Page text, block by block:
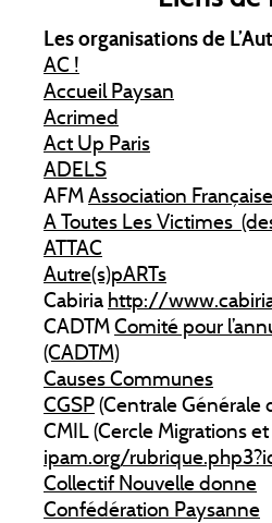
Les organisations de
AC !
Accueil Paysan
Acrimed
Act Up Paris
ADELS
AFMAssociation
A Toutes Les Victimes
ATTAC
Autre(s)pARTs
Cabiria http://
CADTMComité pour
(CADTM)
Causes Communes
CGSP(Centrale Générale
CMIL (Cercle Migrations
ipam.org/
Collectif Nouvelle donne
Confédération Paysanne